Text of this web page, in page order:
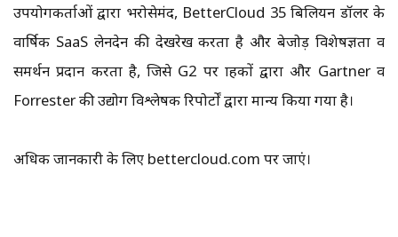
उपयोगकर्ताओं द्वारा भरोसेमंद, BetterCloud 35 बिलियन डॉलर के
वार्षिक SaaS लेनदेन की देखरेख करता है और बेजोड़ विशेषज्ञता व
समर्थन प्रदान करता है, जिसे G2 पर ग्राहकों द्वारा और Gartner व
Forrester की उद्योग विश्लेषक रिपोर्टों द्वारा मान्य किया गया है।
अधिक जानकारी के लिए bettercloud.com पर जाएं।